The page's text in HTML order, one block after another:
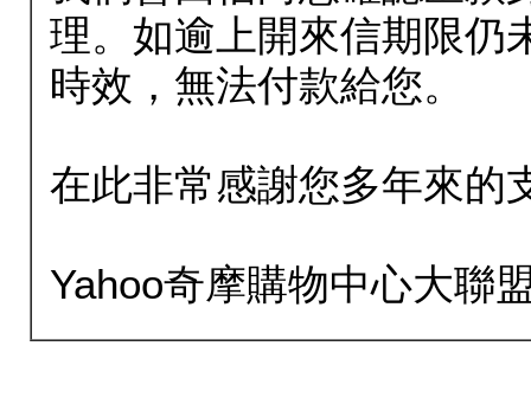
理。如逾上開來信期限仍
時效，無法付款給您。
在此非常感謝您多年來的
Yahoo奇摩購物中心大